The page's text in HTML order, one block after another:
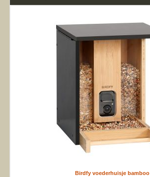
Birdfy voederhuisje bamboo